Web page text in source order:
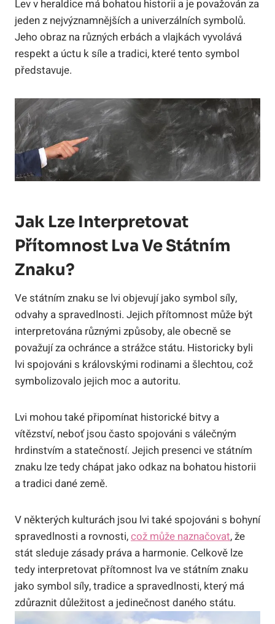
Lev v heraldice má bohatou historii a je považován za
jeden z nejvýznamnějších a univerzálních symbolů.
Jeho obraz na různých erbách a vlajkách vyvolává
respekt a úctu k síle a tradici, které tento symbol
představuje.
Jak Lze Interpretovat
Přítomnost Lva Ve Státním
Znaku?
Ve státním znaku se lvi objevují jako symbol síly,
odvahy a spravedlnosti. Jejich přítomnost může být
interpretována různými způsoby, ale obecně se
považují za ochránce a strážce státu. Historicky byli
lvi spojováni s královskými rodinami a šlechtou, což
symbolizovalo jejich moc a autoritu.
Lvi mohou také připomínat historické bitvy a
vítězství, neboť jsou často spojováni s válečným
hrdinstvím a statečností. Jejich presenci ve státním
znaku lze tedy chápat jako odkaz na bohatou historii
a tradici dané země.
V některých kulturách jsou lvi také spojováni s bohyní
spravedlnosti a rovnosti,což může naznačovat, že
stát sleduje zásady práva a harmonie. Celkově lze
tedy interpretovat přítomnost lva ve státním znaku
jako symbol síly, tradice a spravedlnosti, který má
zdůraznit důležitost a jedinečnost daného státu.